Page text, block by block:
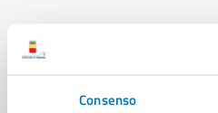
Consenso
NOVITÀ
Notizie
Comunicati